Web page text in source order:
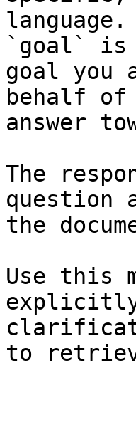
language.
`goal` is
goal you
behalf
answer
The
question
the
Use this
explicitly